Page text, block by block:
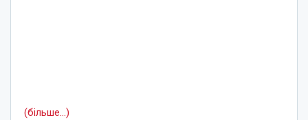
(більше…)